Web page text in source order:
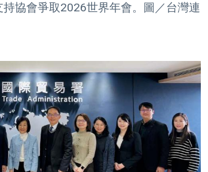
協會爭取2026世界年會。圖／台灣連